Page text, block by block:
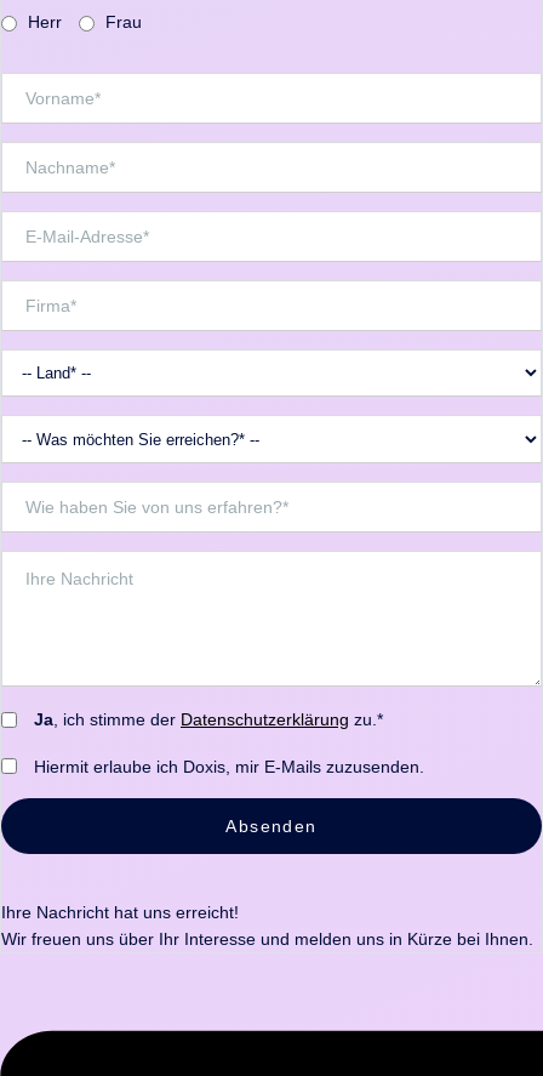
Herr Frau
Ja, ich stimme der Datenschutzerklärung zu.*
Hiermit erlaube ich Doxis, mir E-Mails zuzusenden.
Absenden
Ihre Nachricht hat uns erreicht!
Wir freuen uns über Ihr Interesse und melden uns in Kürze bei Ihnen.